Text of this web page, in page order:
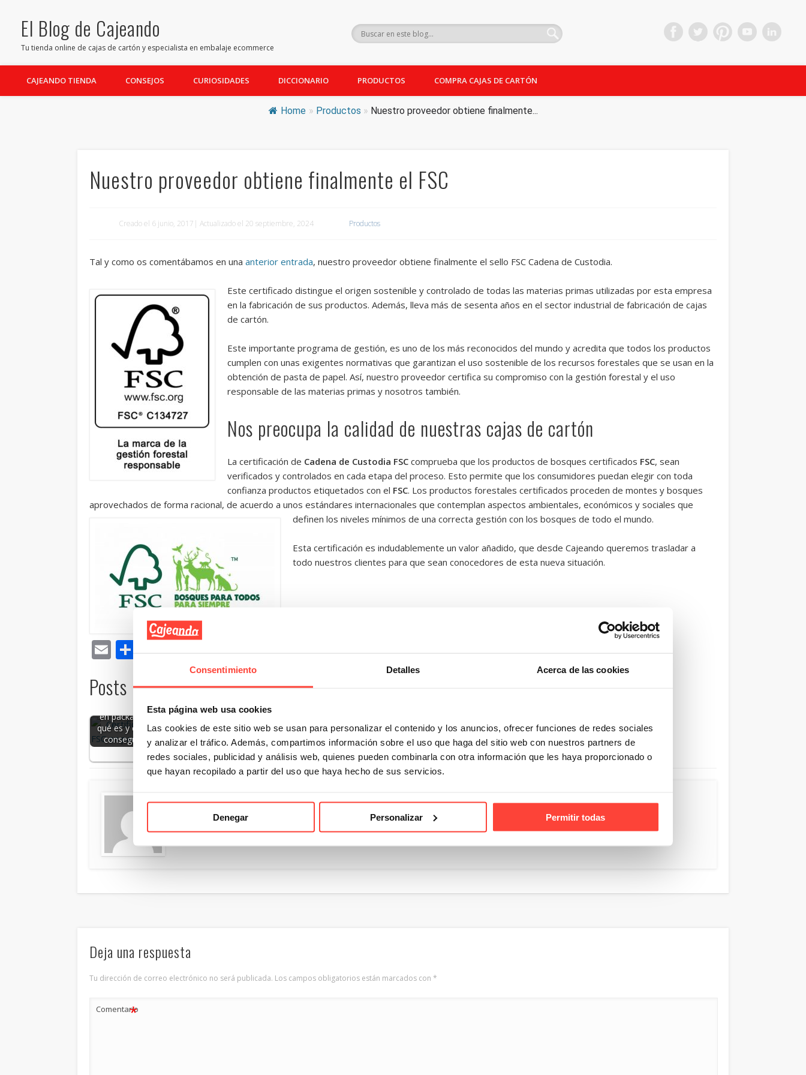
Consentimiento Detalles Acerca de las cookies
Esta página web usa cookies
Las cookies de este sitio web se usan para personalizar el contenido y los anuncios, ofrecer funciones de redes sociales
y analizar el tráfico. Además, compartimos información sobre el uso que haga del sitio web con nuestros partners de
redes sociales, publicidad y análisis web, quienes pueden combinarla con otra información que les haya proporcionado o
que hayan recopilado a partir del uso que haya hecho de sus servicios.
Denegar Personalizar Permitir todas
El Blog de Cajeando
Tu tienda online de cajas de cartón y especialista en embalaje ecommerce
FacebookTwitter PinterestYoutube
CAJEANDO TIENDA CONSEJOS CURIOSIDADES DICCIONARIO PRODUCTOS COMPRA CAJAS DE CARTÓN
Home » Productos » Nuestro proveedor obtiene finalmente...
Nuestro proveedor obtiene finalmente el FSC
Creado el 6 junio, 2017| Actualizado el 20 septiembre, 2024 Productos
Tal y como os comentábamos en unaanterior entrada, nuestro proveedor obtiene finalmente el sello FSC Cadena de Custodia.
Este certificado distingue el origen sostenible y controlado de todas las materias primas utilizadas por esta empresa
en la fabricación de sus productos. Además, lleva más de sesenta años en el sector industrial de fabricación de cajas
de cartón.
Este importante programa de gestión, es uno de los más reconocidos del mundo y acredita que todos los productos
cumplen con unas exigentes normativas que garantizan el uso sostenible de los recursos forestales que se usan en la
obtención de pasta de papel. Así, nuestro proveedor certifica su compromiso con la gestión forestal y el uso
responsable de las materias primas y nosotros también.
Nos preocupa la calidad de nuestras cajas de cartón
La certificación de Cadena de Custodia FSCcomprueba que los productos de bosques certificados FSC, sean
verificados y controlados en cada etapa del proceso. Esto permite que los consumidores puedan elegir con toda
confianza productos etiquetados con el FSC. Los productos forestales certificados proceden de montes y bosques
aprovechados de forma racional, de acuerdo a unos estándares internacionales que contemplan aspectos ambientales, económicos y sociales que
definen los niveles mínimos de una correcta gestión con los bosques de todo el mundo.
Esta certificación es indudablemente un valor añadido, que desde Cajeando queremos trasladar a
todo nuestros clientes para que sean conocedores de esta nueva situación.
Email
Posts Relacionados:
Certificación FSC
en packaging:
qué es y cómo
conseguirla
Packaging
sostenible:
significado y
ejemplos
Obteniendo
nuestras
cajas
Reciclado de
tubos de cartón
procesos
Cómo encontrar
proveedores de
cajas de cartón…
Written byCajeando
Tu tienda online de cajas de cartón
Deja una respuesta
Tu dirección de correo electrónico no será publicada. Los campos obligatorios están marcados con*
Comentario
*